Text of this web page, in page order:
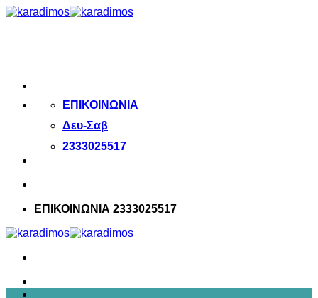
Μετάβαση
ΕΠΙΚΟΙΝΩΝΙΑ
Δευ-Σαβ
2333025517
ΕΠΙΚΟΙΝΩΝΙΑ 2333025517